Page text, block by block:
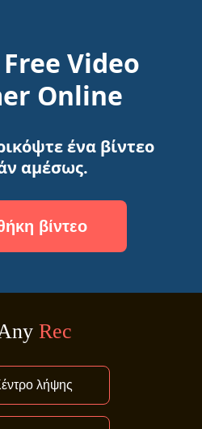
Video
Online
ένα βίντεο
αμέσως.
βίντεο
λήψης